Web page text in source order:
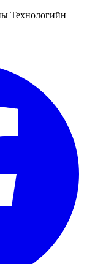
Технологийн